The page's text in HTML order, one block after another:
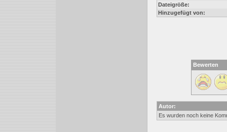
Dateigröße:
Hinzugefügt von:
Bewerten
Autor:
Es wurden noch keine